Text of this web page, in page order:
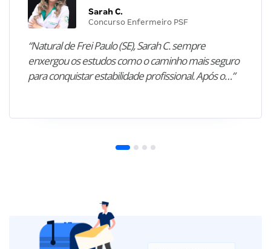
Sarah C.
Concurso Enfermeiro PSF
“Natural de Frei Paulo (SE), Sarah C. sempre
enxergou os estudos como o caminho mais seguro
para conquistar estabilidade profissional. Após o…”